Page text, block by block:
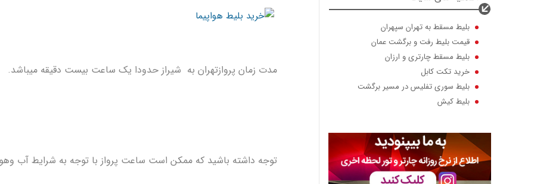
قیمت بلیط رفت و برگشت عمان
بلیط مسقط چارتری و ارزان
خرید تکت کابل
بلیط سوری تفلیس در مسیر برگشت
بلیط کیش
بلیط هواپیما استانبول ماهان
بلیط لحظه آخری مفت
بلیط هواپیما لحظه آخری 50درصد
مدت زمان پروازتهران به شیراز حدودا یک ساعت بیست دقیقه میباشد.
توجه داشته باشید که ممکن است ساعت پرواز با توجه به شرایط آب